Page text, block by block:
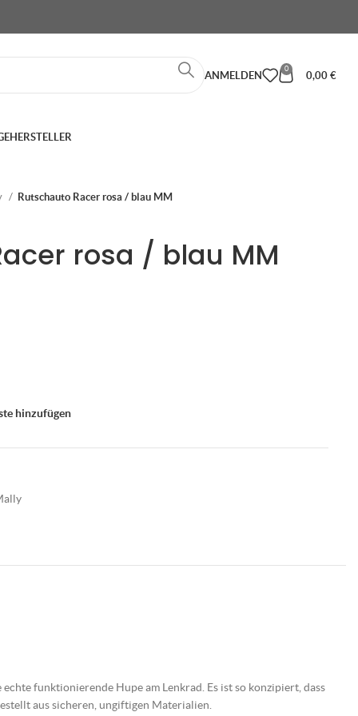
ANMELDEN
0
0,00 €
HERSTELLER
Rutschauto Racer rosa / blau MM
rosa / blau MM
hinzufügen
funktionierende Hupe am Lenkrad. Es ist so konzipiert, dass
aus sicheren, ungiftigen Materialien.